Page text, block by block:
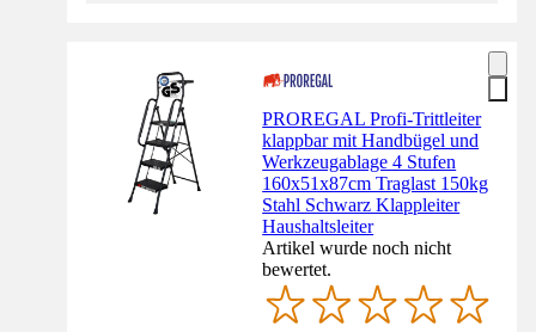
PROREGAL Profi-Trittleiter
klappbar mit Handbügel und
Werkzeugablage 4 Stufen
160x51x87cm Traglast 150kg
Stahl Schwarz Klappleiter
Haushaltsleiter
Artikel wurde noch nicht
bewertet.